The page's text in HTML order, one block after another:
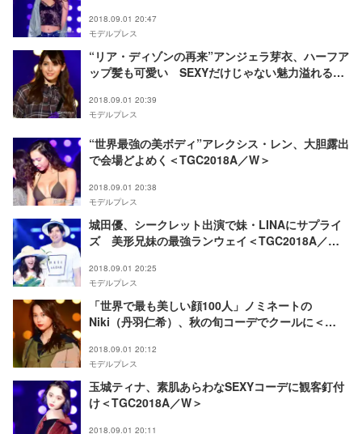
2018.09.01 20:47
モデルプレス
“リア・ディゾンの再来”アンジェラ芽衣、ハーフア
ップ髪も可愛い SEXYだけじゃない魅力溢れる＜
2018.09.01 20:39
モデルプレス
“世界最強の美ボディ”アレクシス・レン、大胆露出
で会場どよめく＜TGC2018A／W＞
2018.09.01 20:38
モデルプレス
城田優、シークレット出演で妹・LINAにサプライ
ズ 美形兄妹の最強ランウェイ＜TGC2018A／W
2018.09.01 20:25
モデルプレス
「世界で最も美しい顔100人」ノミネートの
Niki（丹羽仁希）、秋の旬コーデでクールに＜
2018.09.01 20:12
モデルプレス
玉城ティナ、素肌あらわなSEXYコーデに観客釘付
け＜TGC2018A／W＞
2018.09.01 20:11